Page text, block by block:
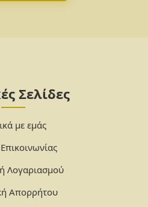
Σελίδες
με εμάς
Λογαριασμού
Απορρήτου